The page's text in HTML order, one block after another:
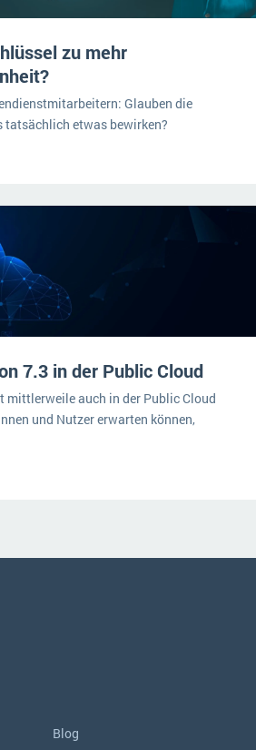
zu mehr
Glauben die
tatsächlich etwas bewirken?
7.3 in der Public Cloud
mittlerweile auch in der Public Cloud
und Nutzer erwarten können,
Blog